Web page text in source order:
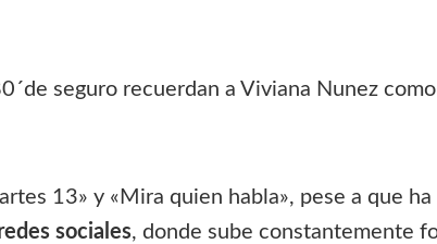
seguro recuerdan a Viviana Nunez
13» y «Mira quien habla», pese a que
sociales, donde sube constantemente